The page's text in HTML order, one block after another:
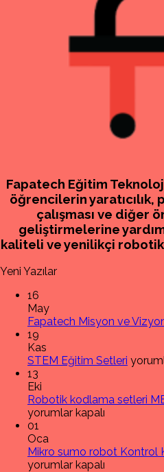
Fapatech Eğitim
öğrencilerin yaratıcılık,
çalışması ve diğer
geliştirmelerine
kaliteli ve yenilikçi
Yeni Yazılar
16
May
Fapatech Misyon ve
19
Kas
STEM Eğitim Setleri STEM
için
13
Eki
Robotik kodlama setleri
yorumlar kapalı
01
Oca
Mikro sumo robot Kontrol
yorumlar kapalı